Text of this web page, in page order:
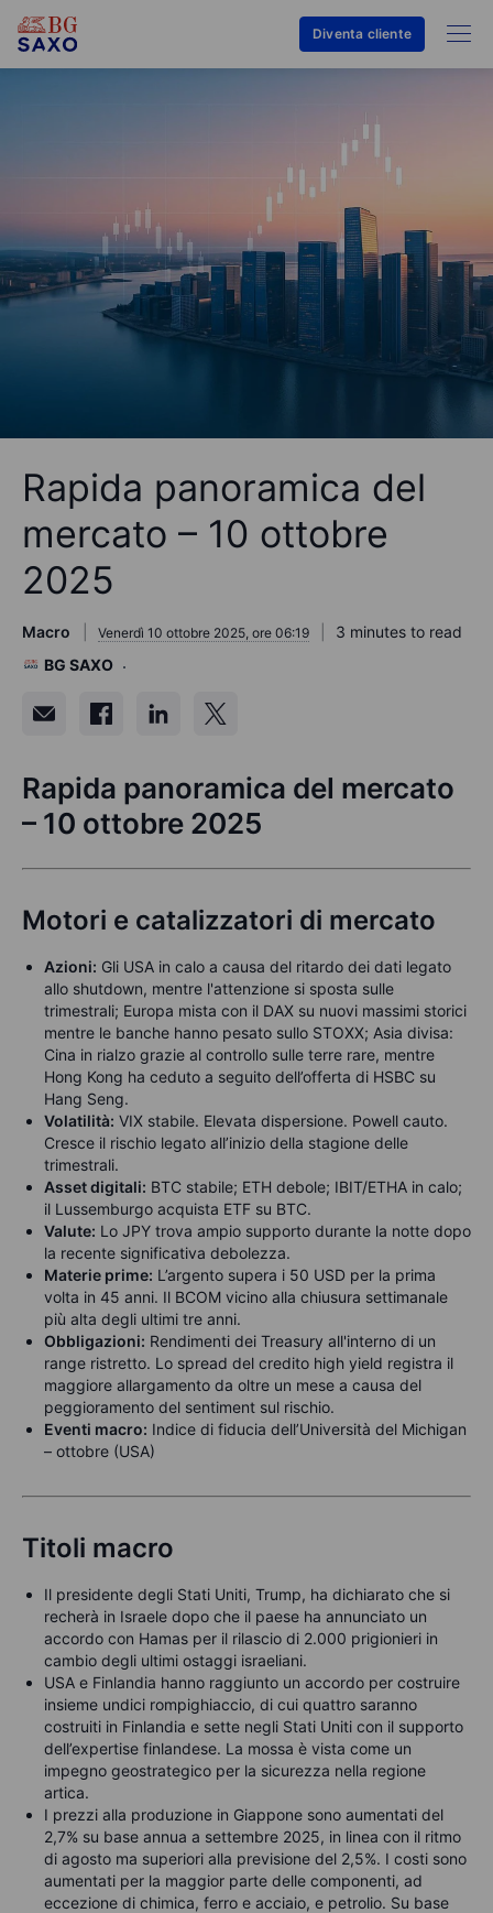
Diventa cliente
Rapida panoramica del
mercato – 10 ottobre
2025
Macro Venerdì 10 ottobre 2025, ore 06:19
3 minutes to read
BG SAXO
Rapida panoramica del mercato
– 10 ottobre 2025
Motori e catalizzatori di mercato
Azioni: Gli USA in calo a causa del ritardo dei dati legato
allo shutdown, mentre l'attenzione si sposta sulle
trimestrali; Europa mista con il DAX su nuovi massimi storici
mentre le banche hanno pesato sullo STOXX; Asia divisa:
Cina in rialzo grazie al controllo sulle terre rare, mentre
Hong Kong ha ceduto a seguito dell’offerta di HSBC su
Hang Seng.
Volatilità: VIX stabile. Elevata dispersione. Powell cauto.
Cresce il rischio legato all’inizio della stagione delle
trimestrali.
Asset digitali: BTC stabile; ETH debole; IBIT/ETHA in calo;
il Lussemburgo acquista ETF su BTC.
Valute: Lo JPY trova ampio supporto durante la notte dopo
la recente significativa debolezza.
Materie prime: L’argento supera i 50 USD per la prima
volta in 45 anni. Il BCOM vicino alla chiusura settimanale
più alta degli ultimi tre anni.
Obbligazioni: Rendimenti dei Treasury all'interno di un
range ristretto. Lo spread del credito high yield registra il
maggiore allargamento da oltre un mese a causa del
peggioramento del sentiment sul rischio.
Eventi macro: Indice di fiducia dell’Università del Michigan
– ottobre (USA)
Titoli macro
Il presidente degli Stati Uniti, Trump, ha dichiarato che si
recherà in Israele dopo che il paese ha annunciato un
accordo con Hamas per il rilascio di 2.000 prigionieri in
cambio degli ultimi ostaggi israeliani.
USA e Finlandia hanno raggiunto un accordo per costruire
insieme undici rompighiaccio, di cui quattro saranno
costruiti in Finlandia e sette negli Stati Uniti con il supporto
dell’expertise finlandese. La mossa è vista come un
impegno geostrategico per la sicurezza nella regione
artica.
I prezzi alla produzione in Giappone sono aumentati del
2,7% su base annua a settembre 2025, in linea con il ritmo
di agosto ma superiori alla previsione del 2,5%. I costi sono
aumentati per la maggior parte delle componenti, ad
eccezione di chimica, ferro e acciaio, e petrolio. Su base